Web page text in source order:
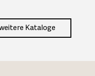
Kataloge